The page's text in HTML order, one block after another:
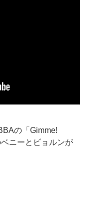
の「Gimme!
ニーとビョルンが